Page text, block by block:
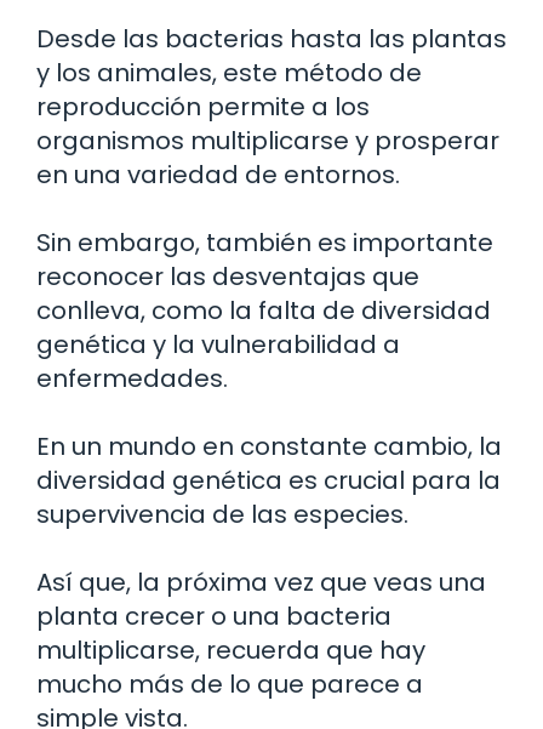
Desde las bacterias hasta las plantas
y los animales, este método de
reproducción permite a los
organismos multiplicarse y prosperar
en una variedad de entornos.
Sin embargo, también es importante
reconocer las desventajas que
conlleva, como la falta de diversidad
genética y la vulnerabilidad a
enfermedades.
En un mundo en constante cambio, la
diversidad genética es crucial para la
supervivencia de las especies.
Así que, la próxima vez que veas una
planta crecer o una bacteria
multiplicarse, recuerda que hay
mucho más de lo que parece a
simple vista.